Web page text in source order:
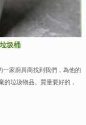
圾桶
家廚具商找到我們，為他的
物品。質量要好的，